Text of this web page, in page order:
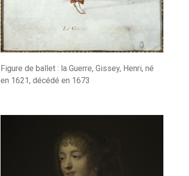
Figure de ballet : la Guerre, Gissey, Henri, né
en 1621, décédé en 1673